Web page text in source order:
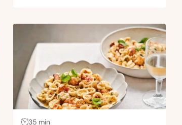
35 min